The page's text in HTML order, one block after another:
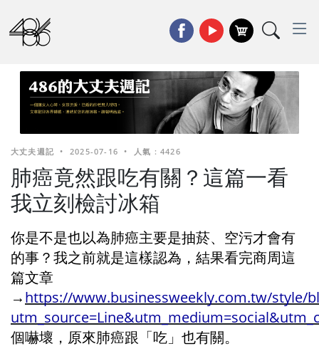
大丈夫週記 • 2025-07-16 • 人氣 : 4426
肺癌竟然跟吃有關？這篇一看
我立刻檢討冰箱
你是不是也以為肺癌主要是抽菸、空污才會有
的事？我之前就是這樣認為，結果看完商周這
篇文章
→https://www.businessweekly.com.tw/style/
個嚇壞，原來肺癌跟「吃」也有關。